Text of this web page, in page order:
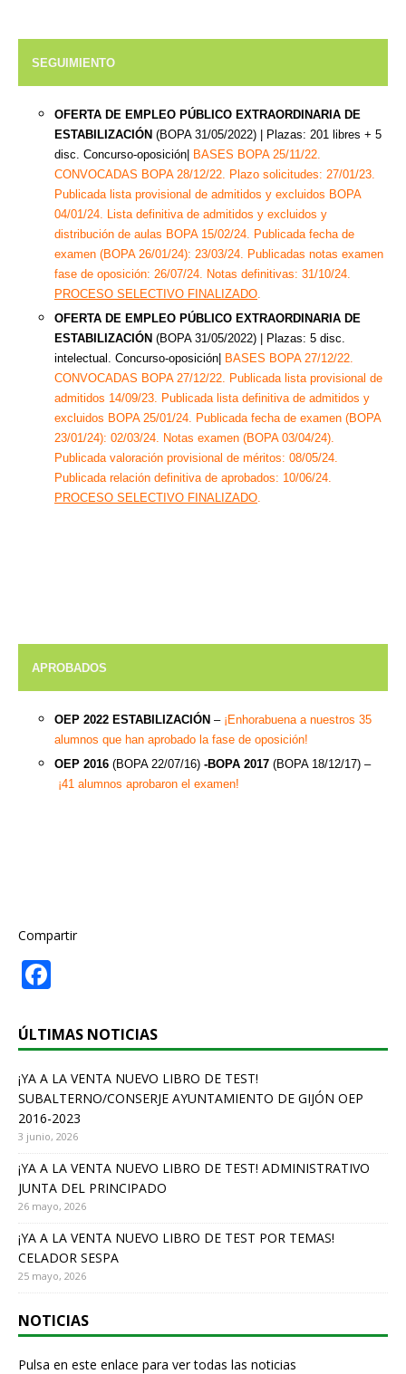
SEGUIMIENTO
OFERTA DE EMPLEO PÚBLICO EXTRAORDINARIA DE
ESTABILIZACIÓN (BOPA 31/05/2022) |
Plazas: 201 libres + 5
disc. Concurso-oposición| BASES BOPA 25/11/22.
CONVOCADAS BOPA 28/12/22. Plazo solicitudes: 27/01/23.
Publicada lista provisional de admitidos y excluidos BOPA
04/01/24. Lista definitiva de admitidos y excluidos y
distribución de aulas BOPA 15/02/24. Publicada fecha de
examen (BOPA 26/01/24): 23/03/24. Publicadas notas examen
fase de oposición: 26/07/24. Notas definitivas: 31/10/24.
PROCESO SELECTIVO FINALIZADO.
OFERTA DE EMPLEO PÚBLICO EXTRAORDINARIA DE
ESTABILIZACIÓN (BOPA 31/05/2022) | Plazas: 5 disc.
intelectual. Concurso-oposición| BASES BOPA 27/12/22.
CONVOCADAS BOPA 27/12/22. Publicada lista provisional de
admitidos 14/09/23. Publicada lista definitiva de admitidos y
excluidos BOPA 25/01/24. Publicada fecha de examen (BOPA
23/01/24): 02/03/24. Notas examen (BOPA 03/04/24).
Publicada valoración provisional de méritos: 08/05/24.
Publicada relación definitiva de aprobados: 10/06/24.
PROCESO SELECTIVO FINALIZADO.
APROBADOS
OEP 2022 ESTABILIZACIÓN – ¡Enhorabuena a nuestros 35
alumnos que han aprobado la fase de oposición!
OEP 2016 (BOPA 22/07/16) -BOPA 2017 (BOPA 18/12/17) –
¡41 alumnos aprobaron el examen!
Compartir
c
e
b
o
o
k
ÚLTIMAS NOTICIAS
¡YA A LA VENTA NUEVO LIBRO DE TEST!
SUBALTERNO/CONSERJE AYUNTAMIENTO DE GIJÓN OEP
2016-2023
3 junio, 2026
¡YA A LA VENTA NUEVO LIBRO DE TEST! ADMINISTRATIVO
JUNTA DEL PRINCIPADO
26 mayo, 2026
¡YA A LA VENTA NUEVO LIBRO DE TEST POR TEMAS!
CELADOR SESPA
25 mayo, 2026
NOTICIAS
Pulsa en este enlace para ver todas las noticias